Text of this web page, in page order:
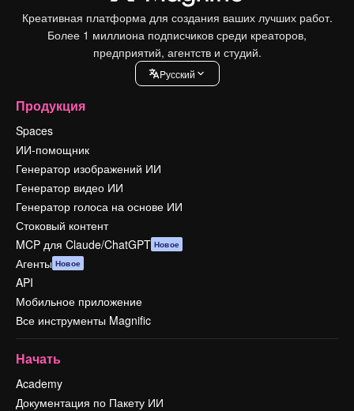
Креативная платформа для создания ваших лучших работ.
Более 1 миллиона подписчиков среди креаторов,
предприятий, агентств и студий.
Pусский
Продукция
Spaces
ИИ-помощник
Генератор изображений ИИ
Генератор видео ИИ
Генератор голоса на основе ИИ
Стоковый контент
MCP для Claude/ChatGPT Новое
Агенты Новое
API
Мобильное приложение
Все инструменты Magnific
Начать
Academy
Документация по Пакету ИИ